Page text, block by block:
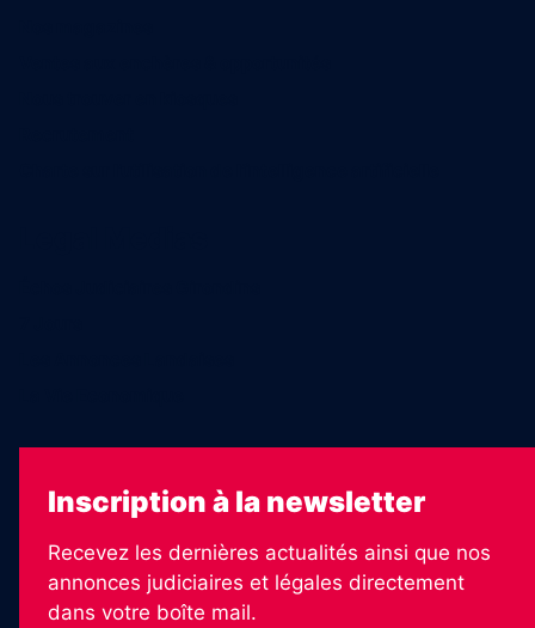
Inscription à la newsletter
Recevez les dernières actualités ainsi que nos
annonces judiciaires et légales directement
dans votre boîte mail.